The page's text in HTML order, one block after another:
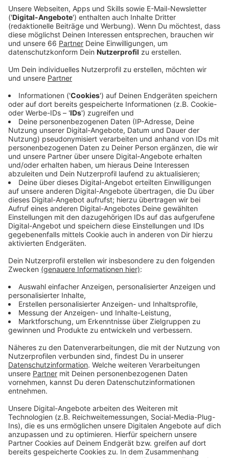
entstehen.
Veröffentlicht:Montag, 26.08.2024 05:49
Der Fall beschäftigt heute zum wiederholten Male das
Verwaltungsgericht. Die Vermieter des Alten Bahnhofs
befürchten, dass Rechtsstreitigkeiten mit den
künftigen Bewohnern des Luxusneubaues
vorprogrammiert seien. Hintergrund: Der Biergarten
des Alten Bahnhofs hat Platz für 240 Gäste und ist nur
wenige Meter von einigen der neuen Balkone entfernt.
Laut Oberverwaltungsgericht müssten Mieter in einem
solchen Gebiet mit Lärm rechnen und die
Biergartengeräusche hinnehmen. Das
Verwaltungsgericht soll heute nun nochmal prüfen, ob
die Baugenehmigung zurecht erteilt wurde.
Weitere Infos und Links zum Thema:
Anzeige
Hier informiert das Verwaltungsgericht
Düsseldorf
Düsseldorf: Viele Tempoverstöße auf der
Luegallee
Unsere Meldung aus dem vergangenen Jahr
(August 2023): Hat Düsseldorf-Oberkassel zu viel
Gastronomie?
Anzeige